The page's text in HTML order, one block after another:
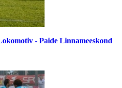
- Paide Linnameeskond